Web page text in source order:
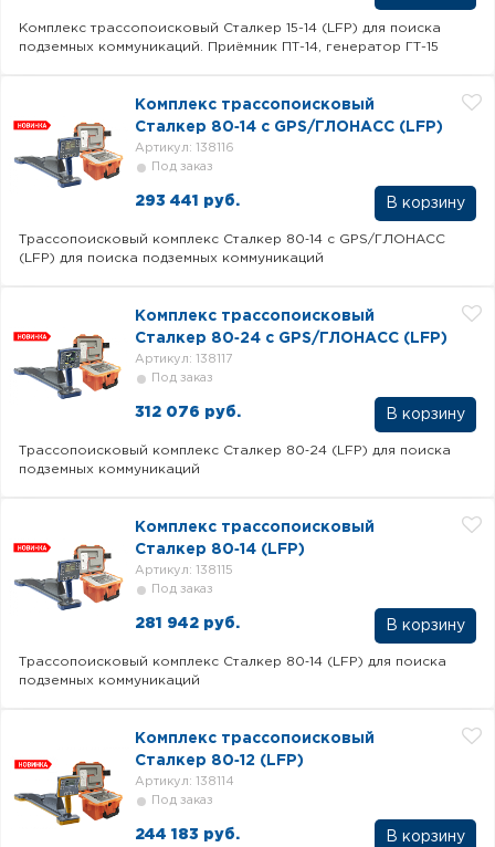
Комплекс трассопоисковый Сталкер 15-14 (LFP) для поиска
подземных коммуникаций. Приёмник ПТ-14, генератор ГТ-15
Комплекс трассопоисковый
Сталкер 80‐14 с GPS/ГЛОНАСС (LFP)
Под заказ
Артикул: 138116
293 441 руб. В корзину
Трассопоисковый комплекс Сталкер 80‐14 с GPS/ГЛОНАСС
(LFP) для поиска подземных коммуникаций
Комплекс трассопоисковый
Сталкер 80‐24 с GPS/ГЛОНАСС (LFP)
Под заказ
Артикул: 138117
312 076 руб. В корзину
Трассопоисковый комплекс Сталкер 80‐24 (LFP) для поиска
подземных коммуникаций
Комплекс трассопоисковый
Сталкер 80‐14 (LFP)
Под заказ
Артикул: 138115
281 942 руб. В корзину
Трассопоисковый комплекс Сталкер 80‐14 (LFP) для поиска
подземных коммуникаций
Комплекс трассопоисковый
Сталкер 80‐12 (LFP)
Под заказ
Артикул: 138114
244 183 руб. В корзину